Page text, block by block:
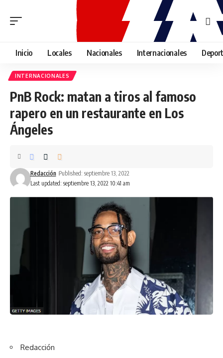
Inicio Locales Nacionales Internacionales
INTERNACIONALES
PnB Rock: matan a tiros al famoso
rapero en un restaurante en Los
Ángeles
Last updated: septiembre 13, 2022 10:41 am
Redacción Published: septiembre 13, 2022
Redacción